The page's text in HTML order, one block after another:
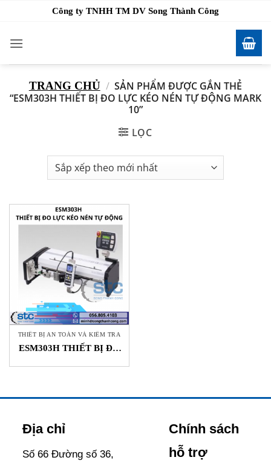
nội
dung
Công ty TNHH TM DV Song Thành Công
TRANG CHỦ / SẢN PHẨM ĐƯỢC GẮN THẺ
“ESM303H THIẾT BỊ ĐO LỰC KÉO NÉN TỰ ĐỘNG MARK
10”
LỌC
THIẾT BỊ AN TOÀN VÀ KIỂM TRA
ESM303H THIẾT BỊ ĐO
Địa chỉ
Số 66 Đường số 36,
Chính sách
hỗ trợ